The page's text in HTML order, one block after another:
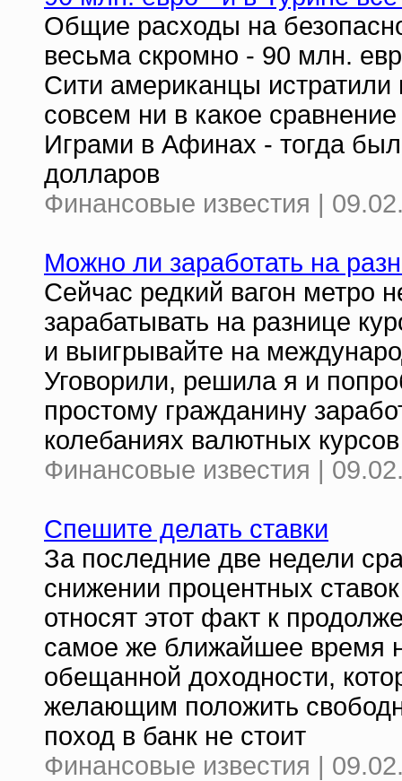
Общие расходы на
весьма скромно - 90 млн.
Сити американцы
совсем ни в какое
Играми в Афинах - тогда
долларов
Финансовые известия |
Можно ли заработать на
Сейчас редкий вагон метро
зарабатывать на разнице
и выигрывайте на
Уговорили, решила я и
простому гражданину
колебаниях валютных курсов
Финансовые известия |
Спешите делать ставки
За последние две недели
снижении процентных
относят этот факт к
самое же ближайшее время
обещанной доходности,
желающим положить
поход в банк не стоит
Финансовые известия |